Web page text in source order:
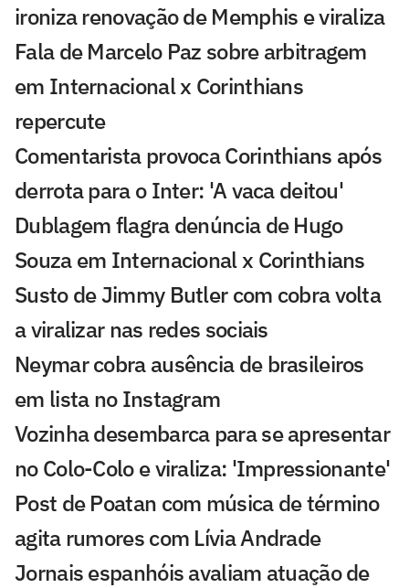
ironiza renovação de Memphis e viraliza
Fala de Marcelo Paz sobre arbitragem
em Internacional x Corinthians
repercute
Comentarista provoca Corinthians após
derrota para o Inter: 'A vaca deitou'
Dublagem flagra denúncia de Hugo
Souza em Internacional x Corinthians
Susto de Jimmy Butler com cobra volta
a viralizar nas redes sociais
Neymar cobra ausência de brasileiros
em lista no Instagram
Vozinha desembarca para se apresentar
no Colo-Colo e viraliza: 'Impressionante'
Post de Poatan com música de término
agita rumores com Lívia Andrade
Jornais espanhóis avaliam atuação de